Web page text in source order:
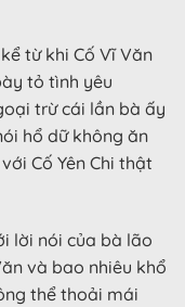
từ khi Cố Vĩ Văn
tỏ tình yêu
trừ cái lần bà ấy
hổ dữ không ăn
Cố Yên Chi thật
lời nói của bà lão
và bao nhiêu khổ
thể thoải mái